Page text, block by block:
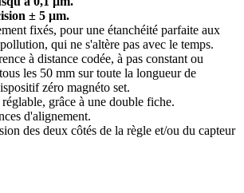
± 5 μm.
fixés, pour une étanchéité parfaite aux
qui ne s'altère pas avec le temps.
à distance codée, à pas constant ou
les 50 mm sur toute la longueur de
zéro magnéto set.
grâce à une double fiche.
d'alignement.
des deux côtés de la règle et/ou du capteur